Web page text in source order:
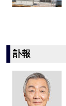
訃報